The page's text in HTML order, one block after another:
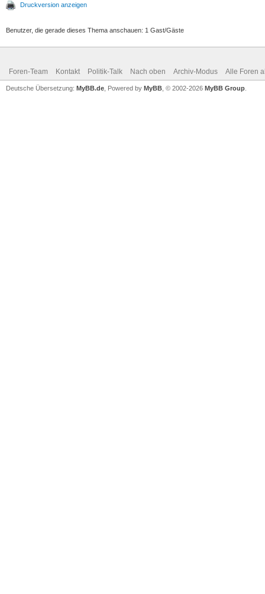
Druckversion anzeigen
Benutzer, die gerade dieses Thema anschauen: 1 Gast/Gäste
Foren-Team Kontakt Politik-Talk Nach oben Archiv-Modus Alle Foren
Deutsche Übersetzung: MyBB.de , Powered by MyBB , © 2002-2026 MyBB Group